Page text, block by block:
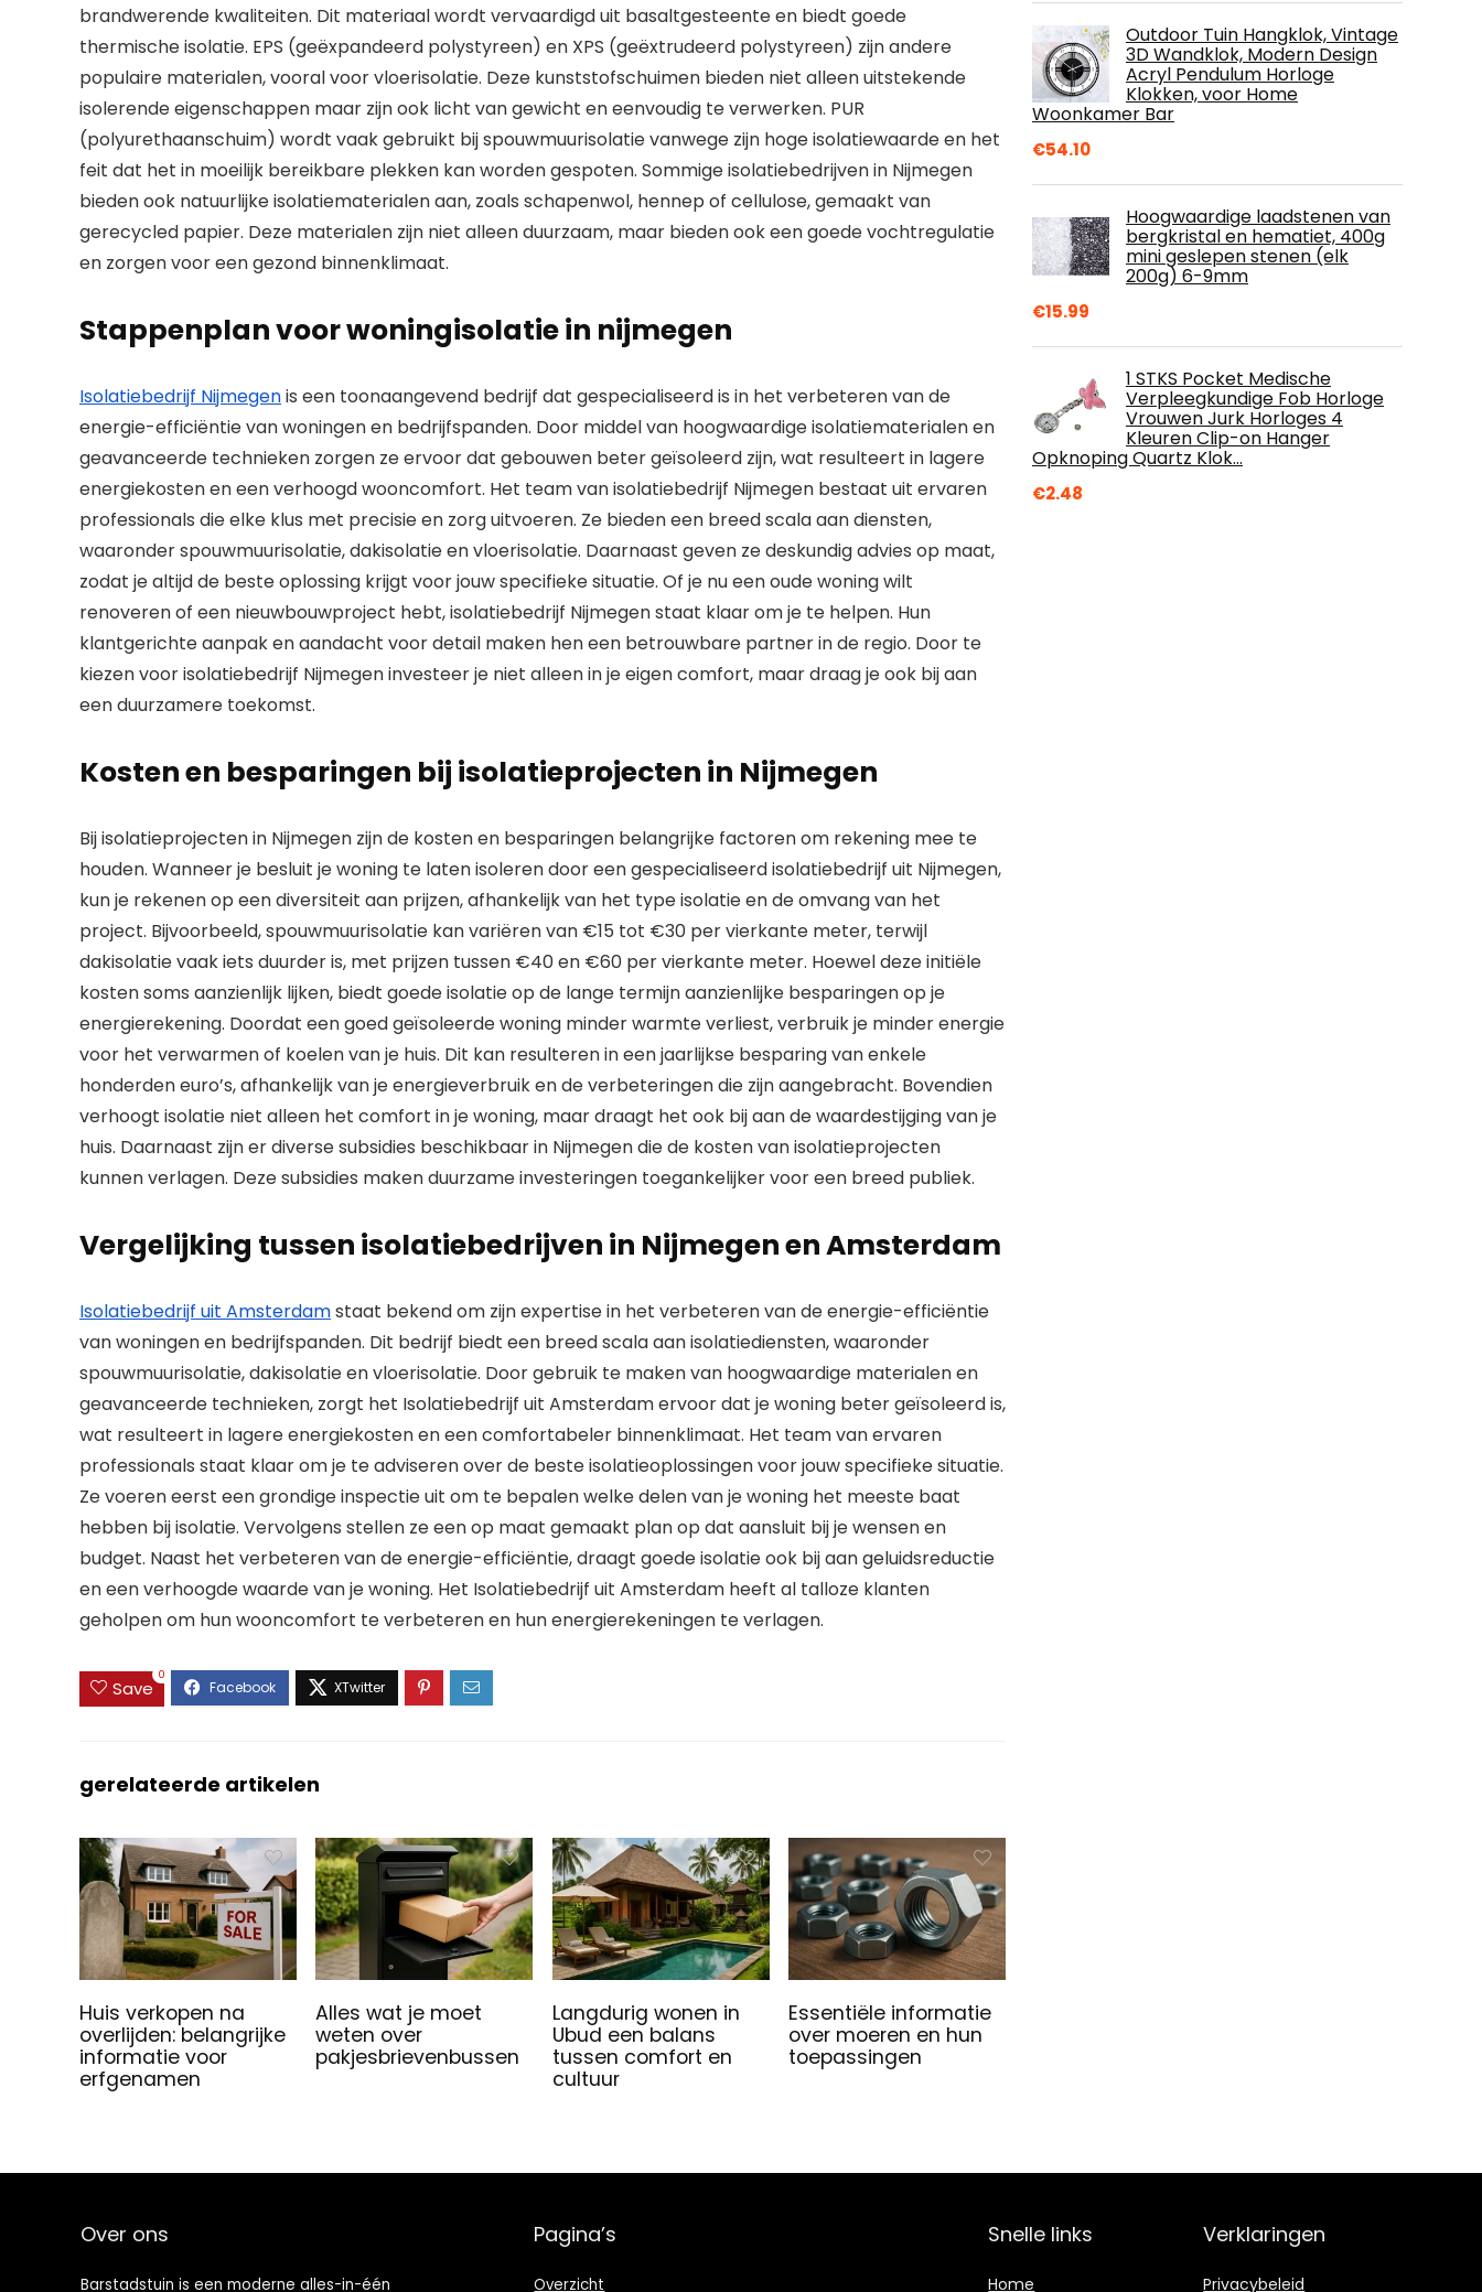
brandwerende kwaliteiten. Dit materiaal wordt vervaardigd uit basaltgesteente en biedt goede
thermische isolatie. EPS (geëxpandeerd polystyreen) en XPS (geëxtrudeerd polystyreen) zijn andere
populaire materialen, vooral voor vloerisolatie. Deze kunststofschuimen bieden niet alleen uitstekende
isolerende eigenschappen maar zijn ook licht van gewicht en eenvoudig te verwerken. PUR
(polyurethaanschuim) wordt vaak gebruikt bij spouwmuurisolatie vanwege zijn hoge isolatiewaarde en het
feit dat het in moeilijk bereikbare plekken kan worden gespoten. Sommige isolatiebedrijven in Nijmegen
bieden ook natuurlijke isolatiematerialen aan, zoals schapenwol, hennep of cellulose, gemaakt van
gerecycled papier. Deze materialen zijn niet alleen duurzaam, maar bieden ook een goede vochtregulatie
en zorgen voor een gezond binnenklimaat.
Stappenplan voor woningisolatie in nijmegen
Isolatiebedrijf Nijmegenis een toonaangevend bedrijf dat gespecialiseerd is in het verbeteren van de
energie-efficiëntie van woningen en bedrijfspanden. Door middel van hoogwaardige isolatiematerialen en
geavanceerde technieken zorgen ze ervoor dat gebouwen beter geïsoleerd zijn, wat resulteert in lagere
energiekosten en een verhoogd wooncomfort. Het team van isolatiebedrijf Nijmegen bestaat uit ervaren
professionals die elke klus met precisie en zorg uitvoeren. Ze bieden een breed scala aan diensten,
waaronder spouwmuurisolatie, dakisolatie en vloerisolatie. Daarnaast geven ze deskundig advies op maat,
zodat je altijd de beste oplossing krijgt voor jouw specifieke situatie. Of je nu een oude woning wilt
renoveren of een nieuwbouwproject hebt, isolatiebedrijf Nijmegen staat klaar om je te helpen. Hun
klantgerichte aanpak en aandacht voor detail maken hen een betrouwbare partner in de regio. Door te
kiezen voor isolatiebedrijf Nijmegen investeer je niet alleen in je eigen comfort, maar draag je ook bij aan
een duurzamere toekomst.
Kosten en besparingen bij isolatieprojecten in Nijmegen
Bij isolatieprojecten in Nijmegen zijn de kosten en besparingen belangrijke factoren om rekening mee te
houden. Wanneer je besluit je woning te laten isoleren door een gespecialiseerd isolatiebedrijf uit Nijmegen,
kun je rekenen op een diversiteit aan prijzen, afhankelijk van het type isolatie en de omvang van het
project. Bijvoorbeeld, spouwmuurisolatie kan variëren van €15 tot €30 per vierkante meter, terwijl
dakisolatie vaak iets duurder is, met prijzen tussen €40 en €60 per vierkante meter. Hoewel deze initiële
kosten soms aanzienlijk lijken, biedt goede isolatie op de lange termijn aanzienlijke besparingen op je
energierekening. Doordat een goed geïsoleerde woning minder warmte verliest, verbruik je minder energie
voor het verwarmen of koelen van je huis. Dit kan resulteren in een jaarlijkse besparing van enkele
honderden euro’s, afhankelijk van je energieverbruik en de verbeteringen die zijn aangebracht. Bovendien
verhoogt isolatie niet alleen het comfort in je woning, maar draagt het ook bij aan de waardestijging van je
huis. Daarnaast zijn er diverse subsidies beschikbaar in Nijmegen die de kosten van isolatieprojecten
kunnen verlagen. Deze subsidies maken duurzame investeringen toegankelijker voor een breed publiek.
Vergelijking tussen isolatiebedrijven in Nijmegen en Amsterdam
Isolatiebedrijf uit Amsterdamstaat bekend om zijn expertise in het verbeteren van de energie-efficiëntie
van woningen en bedrijfspanden. Dit bedrijf biedt een breed scala aan isolatiediensten, waaronder
spouwmuurisolatie, dakisolatie en vloerisolatie. Door gebruik te maken van hoogwaardige materialen en
geavanceerde technieken, zorgt het Isolatiebedrijf uit Amsterdam ervoor dat je woning beter geïsoleerd is,
wat resulteert in lagere energiekosten en een comfortabeler binnenklimaat. Het team van ervaren
professionals staat klaar om je te adviseren over de beste isolatieoplossingen voor jouw specifieke situatie.
Ze voeren eerst een grondige inspectie uit om te bepalen welke delen van je woning het meeste baat
hebben bij isolatie. Vervolgens stellen ze een op maat gemaakt plan op dat aansluit bij je wensen en
budget. Naast het verbeteren van de energie-efficiëntie, draagt goede isolatie ook bij aan geluidsreductie
en een verhoogde waarde van je woning. Het Isolatiebedrijf uit Amsterdam heeft al talloze klanten
geholpen om hun wooncomfort te verbeteren en hun energierekeningen te verlagen.
Save
0
gerelateerde artikelen
Huis verkopen na
overlijden: belangrijke
informatie voor
erfgenamen
Alles wat je moet
weten over
pakjesbrievenbussen
Langdurig wonen in
Ubud een balans
tussen comfort en
cultuur
Essentiële informatie
over moeren en hun
toepassingen
Outdoor Tuin Hangklok, Vintage
3D Wandklok, Modern Design
Acryl Pendulum Horloge
Klokken, voor Home
Woonkamer Bar
€54.10
Hoogwaardige laadstenen van
bergkristal en hematiet, 400g
mini geslepen stenen (elk
200g) 6-9mm
€15.99
1 STKS Pocket Medische
Verpleegkundige Fob Horloge
Vrouwen Jurk Horloges 4
Kleuren Clip-on Hanger
Opknoping Quartz Klok…
€2.48
Over ons
Barstadstuin is een moderne alles-in-één
Pagina’s
Overzicht
Snelle links
Home
Verklaringen
Privacybeleid